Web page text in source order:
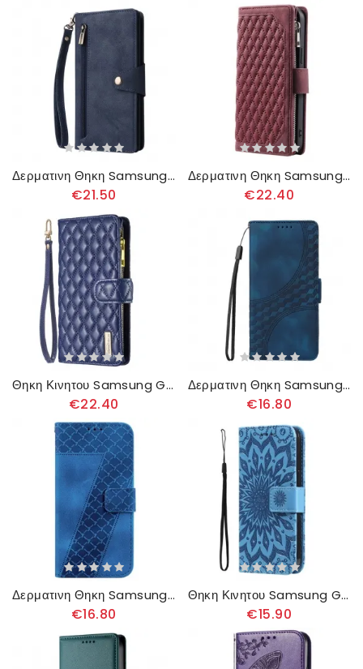
Δερματινη Θηκη Samsung Galaxy A16 5g Πορτοφόλι Suede Effect
€21.50
Δερματινη Θηκη Samsung Galaxy A16 5g Καπιτονέ Πορτοφόλι
€22.40
Θηκη Κινητου Samsung Galaxy A16 5g Θήκες Κινητών Καπιτονέ Πορτοφόλι Binfen Color
€22.40
Δερματινη Θηκη Samsung Galaxy A16 5g Σχέδιο Αστεριών
€16.80
Δερματινη Θηκη Samsung Galaxy A16 5g Σχέδιο 7 Σιλικόνης
€16.80
Θηκη Κινητου Samsung Galaxy A16 5g Θήκες Κινητών Μοτίβο Ηλίανθου
€15.90